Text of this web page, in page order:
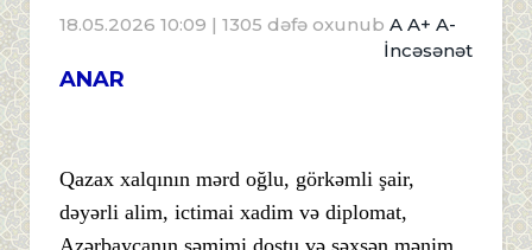
18.05.2026 10:09 | 1305 dəfə oxunub A A+ A-
İncəsənət
ANAR
Qazax xalqının mərd oğlu, görkəmli şair,
dəyərli alim, ictimai xadim və diplomat,